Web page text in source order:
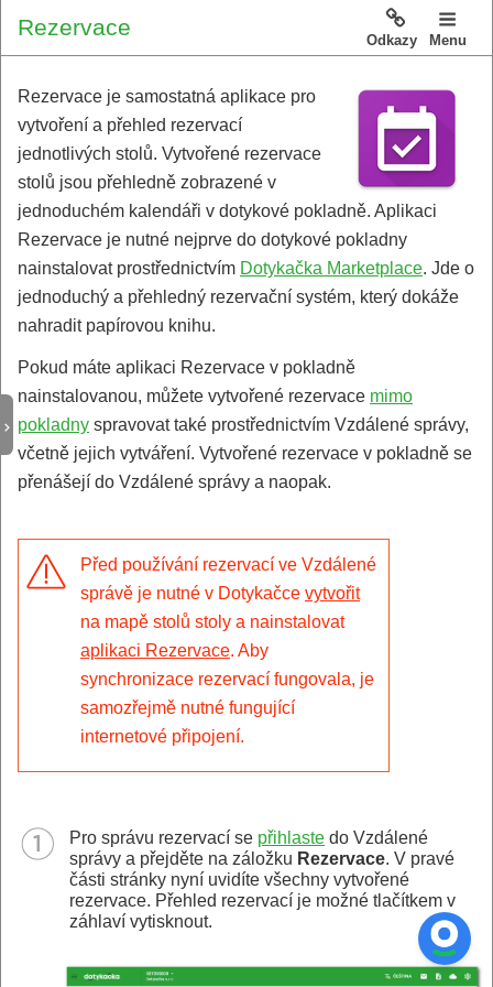
Rezervace
Odkazy Menu
Rezervace je samostatná aplikace pro
vytvoření a přehled rezervací
jednotlivých stolů. Vytvořené rezervace
stolů jsou přehledně zobrazené v
jednoduchém kalendáři v dotykové pokladně. Aplikaci
Rezervace je nutné nejprve do dotykové pokladny
nainstalovat prostřednictvím Dotykačka Marketplace. Jde o
jednoduchý a přehledný rezervační systém, který dokáže
nahradit papírovou knihu.
Pokud máte aplikaci Rezervace v pokladně
nainstalovanou, můžete vytvořené rezervace mimo
pokladny spravovat také prostřednictvím Vzdálené správy,
včetně jejich vytváření. Vytvořené rezervace v pokladně se
přenášejí do Vzdálené správy a naopak.
Před používání rezervací ve Vzdálené
správě je nutné v Dotykačcevytvořit
na mapě stolů stoly a nainstalovat
aplikaci Rezervace. Aby
synchronizace rezervací fungovala, je
samozřejmě nutné fungující
internetové připojení.
Pro správu rezervací se přihlaste do Vzdálené
správy a přejděte na záložku Rezervace. V pravé
části stránky nyní uvidíte všechny vytvořené
rezervace. Přehled rezervací je možné tlačítkem v
záhlaví vytisknout.